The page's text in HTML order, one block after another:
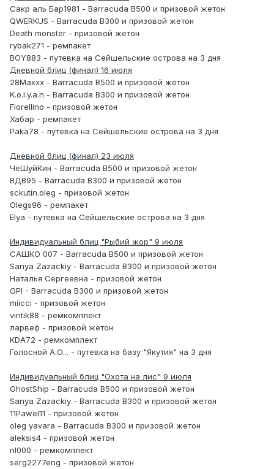
Сакр аль Бар1981 - Barracuda B500 и призовой жетон
QWERKUS - Barracuda B300 и призовой жетон
Death monster - призовой жетон
rybak271 - ремпакет
BOY883 - путевка на Сейшельские острова на 3 дня
Дневной блиц (финал) 16 июля
28Maxxx - Barracuda B500 и призовой жетон
K.o.l.y.a.n - Barracuda B300 и призовой жетон
Fiorellino - призовой жетон
Хабар - ремпакет
Paka78 - путевка на Сейшельские острова на 3 дня
Дневной блиц (финал) 23 июля
ЧеШуйКин - Barracuda B500 и призовой жетон
ВДВ95 - Barracuda B300 и призовой жетон
sckutin.oleg - призовой жетон
Olegs96 - ремпакет
Elya - путевка на Сейшельские острова на 3 дня
Индивидуальный блиц "Рыбий жор" 9 июля
САШКО 007 - Barracuda B500 и призовой жетон
Sanya Zazackiy - Barracuda B300 и призовой жетон
Наталья Сергеевна - призовой жетон
GPI - Barracuda B300 и призовой жетон
miicci - призовой жетон
vintik88 - ремкомплект
ларвеф - призовой жетон
KDA72 - ремкомплект
Голосной А.О... - путевка на базу "Якутия" на 3 дня
Индивидуальный блиц "Охота на лис" 9 июля
GhostShip - Barracuda B500 и призовой жетон
Sanya Zazackiy - Barracuda B300 и призовой жетон
11Pawel11 - призовой жетон
oleg yavara - Barracuda B300 и призовой жетон
aleksis4 - призовой жетон
nl000 - ремкомплект
serg2277eng - призовой жетон